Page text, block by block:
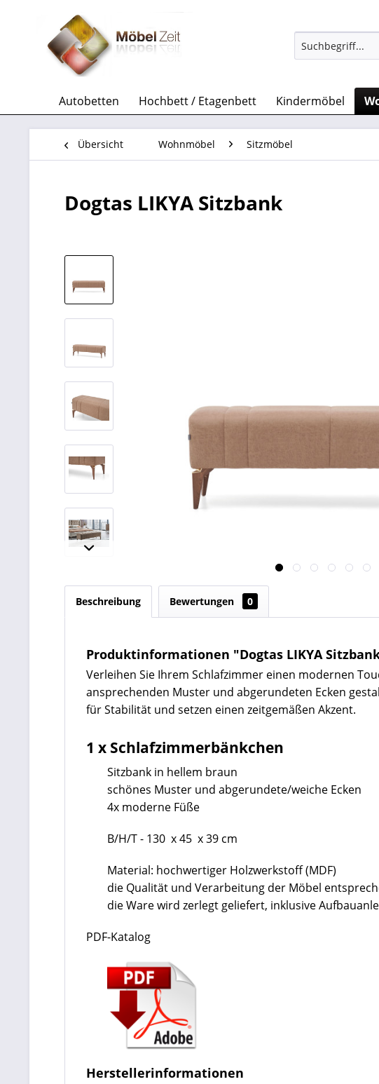
Autobetten Hochbett / Etagenbett Kindermöbel
Übersicht Wohnmöbel Sitzmöbel
Dogtas LIKYA Sitzbank
Beschreibung Bewertungen 0
Produktinformationen "Dogtas LIKYA
Verleihen Sie Ihrem Schlafzimmer einen modernen
ansprechenden Muster und abgerundeten Ecken
für Stabilität und setzen einen zeitgemäßen Akzent.
1 x Schlafzimmerbänkchen
Sitzbank in hellem braun
schönes Muster und abgerundete/weiche Ecken
4x moderne Füße
B/H/T - 130 x 45 x 39 cm
Material: hochwertiger Holzwerkstoff (MDF)
die Qualität und Verarbeitung der Möbel
die Ware wird zerlegt geliefert, inklusive
PDF-Katalog
Herstellerinformationen